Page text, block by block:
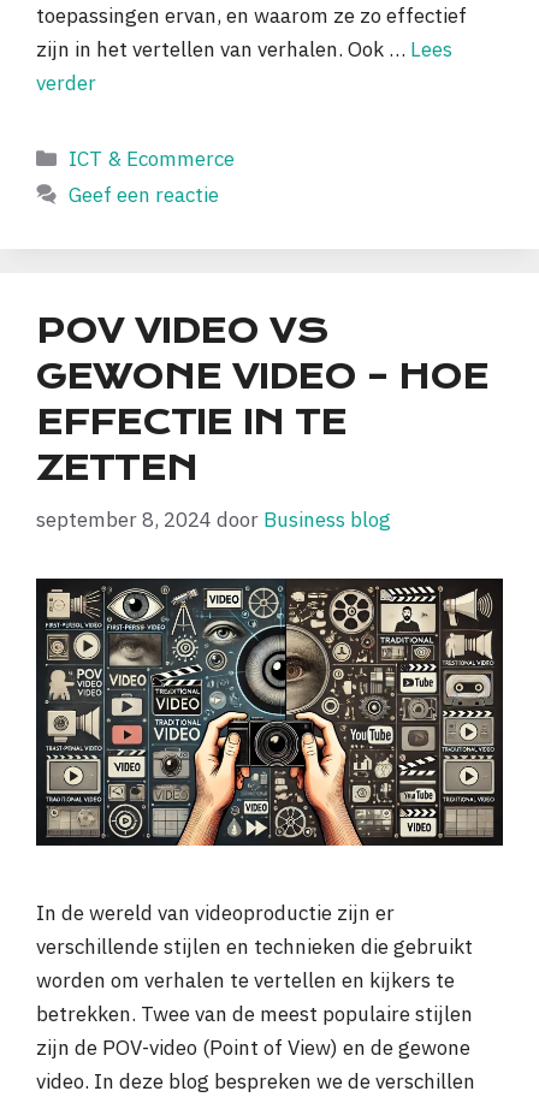
toepassingen ervan, en waarom ze zo effectief
zijn in het vertellen van verhalen. Ook … Lees
verder
Categorieën
ICT & Ecommerce
Geef een reactie
POV VIDEO VS
GEWONE VIDEO – HOE
EFFECTIE IN TE
ZETTEN
september 8, 2024 door Business blog
In de wereld van videoproductie zijn er
verschillende stijlen en technieken die gebruikt
worden om verhalen te vertellen en kijkers te
betrekken. Twee van de meest populaire stijlen
zijn de POV-video (Point of View) en de gewone
video. In deze blog bespreken we de verschillen